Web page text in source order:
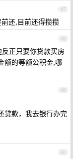
47
还,目前还得攒攒
48
正只要你贷款买房
额的等额公积金,哪
49
贷款，我去银行办完
50